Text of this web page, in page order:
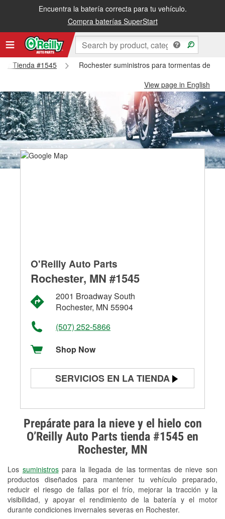
Encuentra la batería correcta para tu vehículo.
Compra baterías SuperStart
Tienda #1545
Rochester suministros para tormentas de
View page in English
Prepárate para la nieve y el hielo con
O’Reilly Auto Parts tienda #1545 en
Rochester, MN
Los suministrospara la llegada de las tormentas de nieve son
productos diseñados para mantener tu vehículo preparado,
reducir el riesgo de fallas por el frío, mejorar la tracción y la
visibilidad, y apoyar el rendimiento de la batería y el motor
durante condiciones invernales severas en Rochester.
O'Reilly Auto Parts
Rochester, MN #1545
2001 Broadway South
Rochester, MN 55904
(507) 252-5866
Shop Now
SERVICIOS EN LA TIENDA
Prueba de alternadores y
arrancadores
Revisión de la luz "Check Engine"
Reciclaje de baterías y aceite
Instalación de bombillas de faros
Instalación de limpiaparabrisas